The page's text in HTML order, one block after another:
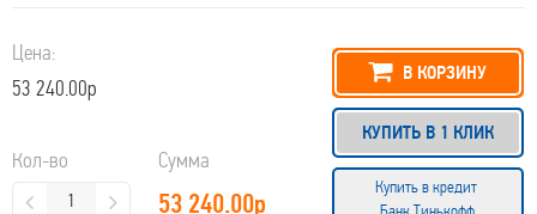
Цена:
53 240.00р
Кол-во Сумма
53 240.00р
В КОРЗИНУ
КУПИТЬ В 1 КЛИК
Купить в кредит